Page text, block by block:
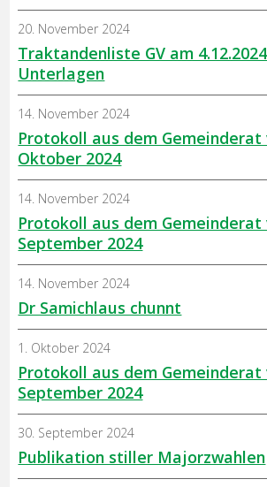
Traktandenliste GV am
Unterlagen
20. November 2024
Protokoll aus dem Gemeinderat
Oktober 2024
14. November 2024
Protokoll aus dem Gemeinderat
September 2024
14. November 2024
Dr Samichlaus chunnt
14. November 2024
Protokoll aus dem Gemeinderat
September 2024
1. Oktober 2024
Publikation stiller Majorzwahlen
30. September 2024